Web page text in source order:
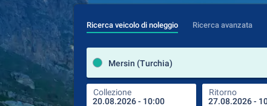
Ricerca veicolo di noleggio Ricerca avanzata
Mersin (Turchia)
Collezione Ritorno